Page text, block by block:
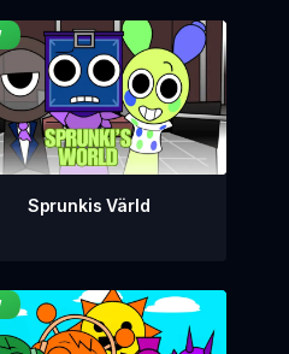
Sprunkis Värld